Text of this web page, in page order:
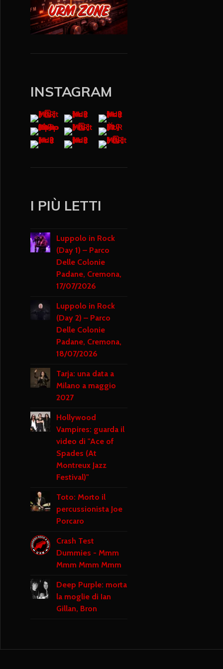
INSTAGRAM
I PIÙ LETTI
Luppolo in Rock
(Day 1) – Parco
Delle Colonie
Padane, Cremona,
17/07/2026
Luppolo in Rock
(Day 2) – Parco
Delle Colonie
Padane, Cremona,
18/07/2026
Tarja: una data a
Milano a maggio
2027
Hollywood
Vampires: guarda il
video di "Ace of
Spades (At
Montreux Jazz
Festival)"
Toto: Morto il
percussionista Joe
Porcaro
Crash Test
Dummies - Mmm
Mmm Mmm Mmm
Deep Purple: morta
la moglie di Ian
Gillan, Bron